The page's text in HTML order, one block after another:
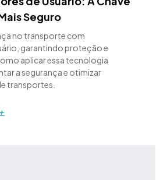
Seguro
no transporte com
garantindo proteção e
aplicar essa tecnologia
a segurança e otimizar
transportes.